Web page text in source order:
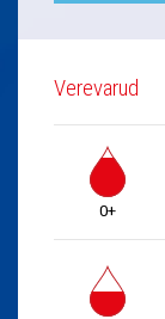
Verevarud
0+